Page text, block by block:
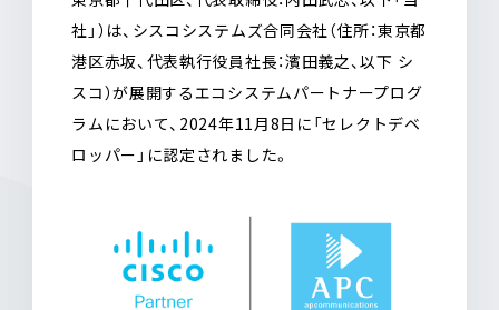
社」）は、シスコシステムズ合同会社（住所：東京都
港区赤坂、代表執行役員社長：濱田義之、以下 シ
スコ）が展開するエコシステムパートナープログ
ラムにおいて、2024年11月8日に「セレクトデベ
ロッパー」に認定されました。